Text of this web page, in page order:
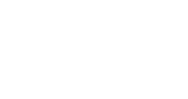
の“イケメンヴィラン”